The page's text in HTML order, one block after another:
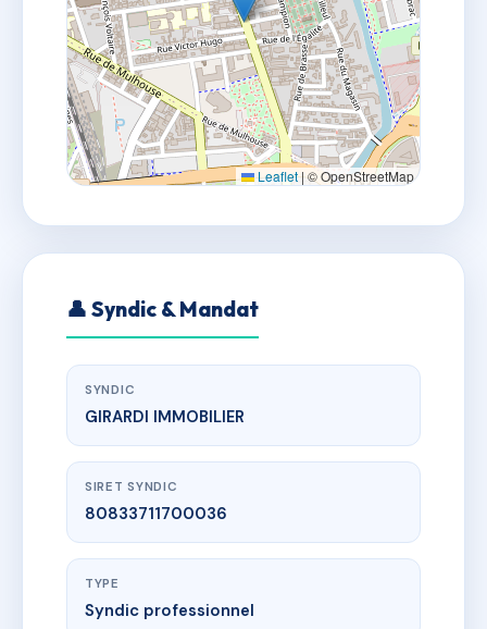
Leaflet|© OpenStreetMap
👤 Syndic & Mandat
SYNDIC
GIRARDI IMMOBILIER
SIRET SYNDIC
80833711700036
TYPE
Syndic professionnel